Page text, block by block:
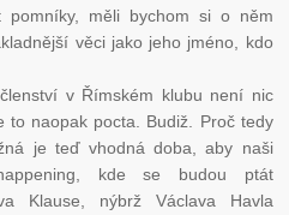
pomníky, měli bychom si o něm
věci jako jeho jméno, kdo
v Římském klubu není nic
to naopak pocta. Budiž. Proč tedy
je teď vhodná doba, aby naši
kde se budou ptát
Klause, nýbrž Václava Havla